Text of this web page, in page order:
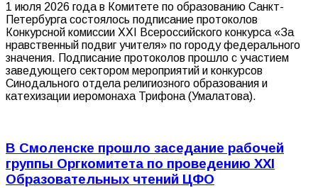
1 июля 2026 года в Комитете по образованию Санкт-
Петербурга состоялось подписание протоколов
Конкурсной комиссии XXI Всероссийского конкурса «За
нравственный подвиг учителя» по городу федерального
значения. Подписание протоколов прошло с участием
заведующего сектором мероприятий и конкурсов
Синодального отдела религиозного образования и
катехизации иеромонаха Трифона (Умалатова).
В Смоленске прошло заседание рабочей
группы Оргкомитета по проведению XXI
Образовательных чтений ЦФО